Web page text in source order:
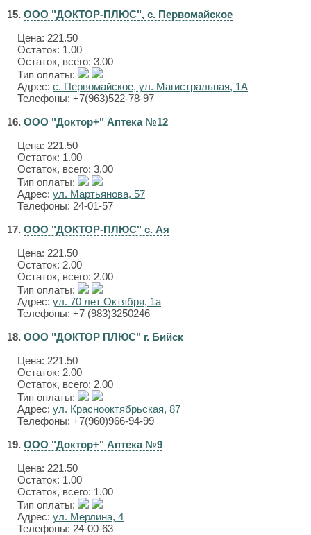
15. ООО "ДОКТОР-ПЛЮС", с. Первомайское
Цена: 221.50
Остаток: 1.00
Остаток, всего: 3.00
Тип оплаты:
Адрес: с. Первомайское, ул. Магистральная, 1А
Телефоны: +7(963)522-78-97
16. ООО "Доктор+" Аптека №12
Цена: 221.50
Остаток: 1.00
Остаток, всего: 3.00
Тип оплаты:
Адрес: ул. Мартьянова, 57
Телефоны: 24-01-57
17. ООО "ДОКТОР-ПЛЮС" с. Ая
Цена: 221.50
Остаток: 2.00
Остаток, всего: 2.00
Тип оплаты:
Адрес: ул. 70 лет Октября, 1а
Телефоны: +7 (983)3250246
18. ООО "ДОКТОР ПЛЮС" г. Бийск
Цена: 221.50
Остаток: 2.00
Остаток, всего: 2.00
Тип оплаты:
Адрес: ул. Краснооктябрьская, 87
Телефоны: +7(960)966-94-99
19. ООО "Доктор+" Аптека №9
Цена: 221.50
Остаток: 1.00
Остаток, всего: 1.00
Тип оплаты:
Адрес: ул. Мерлина, 4
Телефоны: 24-00-63